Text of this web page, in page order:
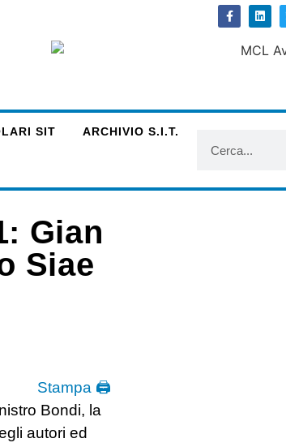
SIT ARCHIVIO S.I.T.
Gian
Siae
Stampa 🖨
Bondi, la
autori ed